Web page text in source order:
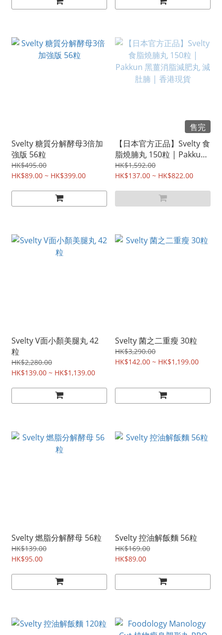
Svelty 糖質分解酵母3倍加
強版 56粒
HK$495.00
HK$89.00 ~ HK$399.00
售完
【日本官方正品】Svelty 食
脂燒腩丸 150粒 | Pakkun
黑薑消脂減肥丸 減肚腩 |
香港現貨
HK$1,592.00
HK$137.00 ~ HK$822.00
Svelty V面小顏美腿丸 42
粒
HK$2,280.00
HK$139.00 ~ HK$1,139.00
Svelty 菌之二重瘦 30粒
HK$3,290.00
HK$142.00 ~ HK$1,199.00
Svelty 燃脂分解酵母 56粒
HK$139.00
HK$95.00
Svelty 控油解飯麵 56粒
HK$169.00
HK$89.00